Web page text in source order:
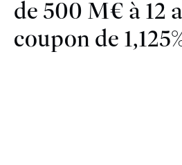
de 500 M€ à 12
coupon de